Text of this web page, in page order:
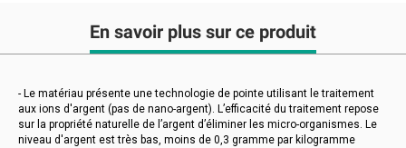
En savoir plus sur ce produit
- Le matériau présente une technologie de pointe utilisant le traitement
aux ions d'argent (pas de nano-argent). L’efficacité du traitement repose
sur la propriété naturelle de l’argent d’éliminer les micro-organismes. Le
niveau d'argent est très bas, moins de 0,3 gramme par kilogramme